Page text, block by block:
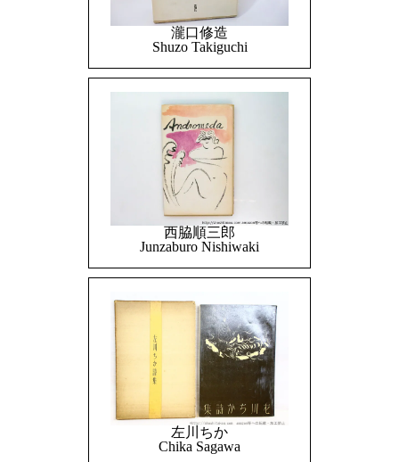
瀧口修造
Shuzo Takiguchi
西脇順三郎
Junzaburo Nishiwaki
左川ちか
Chika Sagawa